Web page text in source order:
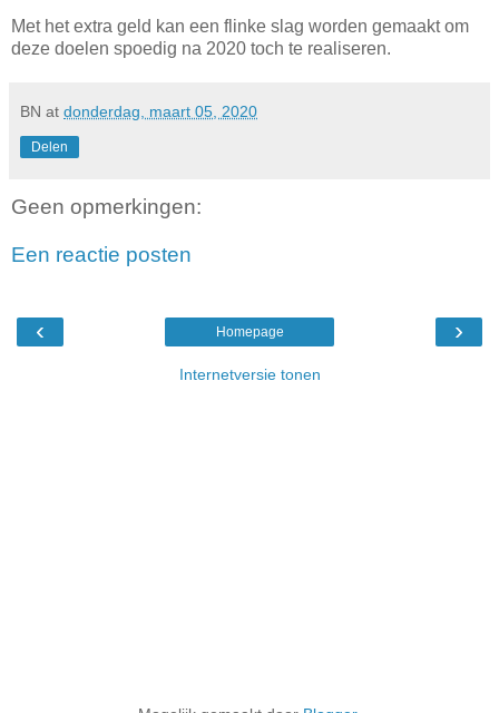
Met het extra geld kan een flinke slag worden gemaakt om
deze doelen spoedig na 2020 toch te realiseren.
BN at donderdag, maart 05, 2020
Delen
Geen opmerkingen:
Een reactie posten
‹ ›
Homepage
Internetversie tonen